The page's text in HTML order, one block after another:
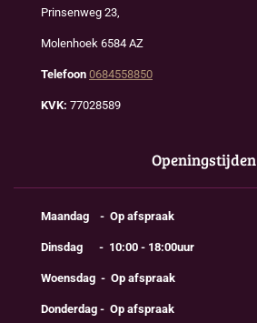
Prinsenweg 23,
Molenhoek 6584 AZ
Telefoon 0684558850
KVK: 77028589
Openingstijden
Maandag - Op afspraak
Dinsdag - 10:00 - 18:00uur
Woensdag - Op afspraak
Donderdag - Op afspraak